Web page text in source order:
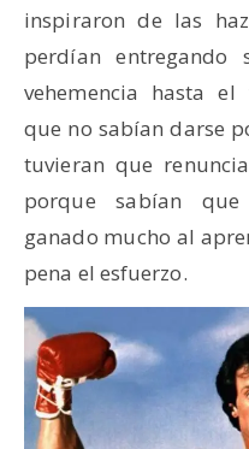
inspiraron de las
perdían
vehemencia hasta
que no sabían darse
tuvieran que
porque sabían
ganado mucho al
pena el esfuerzo.